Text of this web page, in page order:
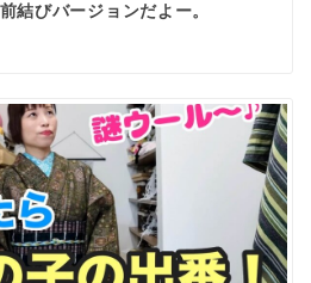
結びバージョンだよー。